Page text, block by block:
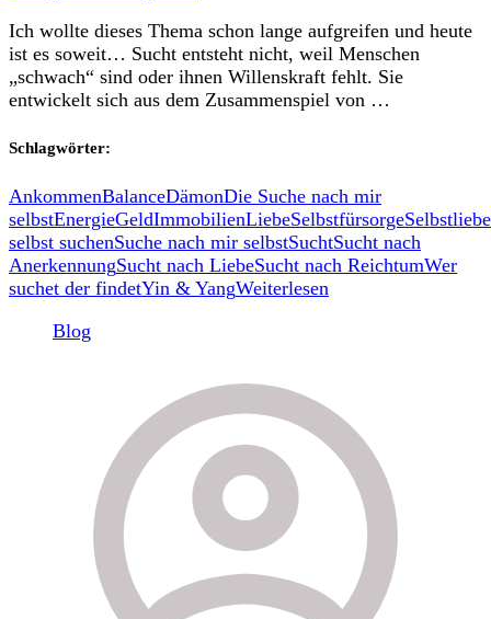
Ich wollte dieses Thema schon lange aufgreifen und heute
ist es soweit… Sucht entsteht nicht, weil Menschen
„schwach“ sind oder ihnen Willenskraft fehlt. Sie
entwickelt sich aus dem Zusammenspiel von …
Schlagwörter:
AnkommenBalanceDämonDie Suche nach mir
selbstEnergieGeldImmobilienLiebeSelbstfürsorgeSelbstliebe
selbst suchenSuche nach mir selbstSuchtSucht nach
AnerkennungSucht nach LiebeSucht nach ReichtumWer
suchet der findetYin & YangWeiterlesen
Blog